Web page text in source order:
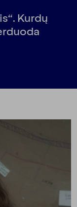
Kurdų